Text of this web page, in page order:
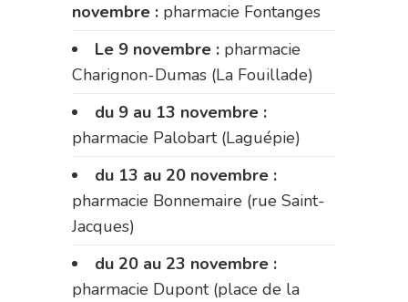
novembre : pharmacie Fontanges
Le 9 novembre : pharmacie
Charignon-Dumas (La Fouillade)
du 9 au 13 novembre :
pharmacie Palobart (Laguépie)
du 13 au 20 novembre :
pharmacie Bonnemaire (rue Saint-
Jacques)
du 20 au 23 novembre :
pharmacie Dupont (place de la